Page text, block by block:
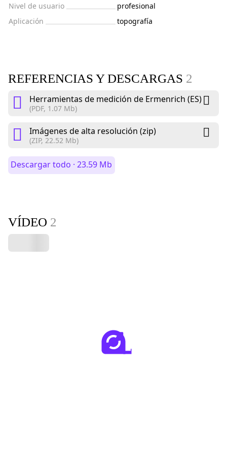
Nivel de usuario
profesional
Aplicación
topografía
REFERENCIAS Y DESCARGAS 2
Herramientas de medición de Ermenrich (ES)
(PDF, 1.07 Mb)
Imágenes de alta resolución (zip)
(ZIP, 22.52 Mb)
Descargar todo · 23.59 Mb
VÍDEO 2